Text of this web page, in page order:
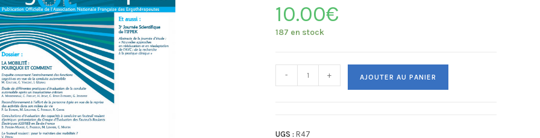
10.00€
187 en stock
- + AJOUTER AU PANIER
UGS : R47